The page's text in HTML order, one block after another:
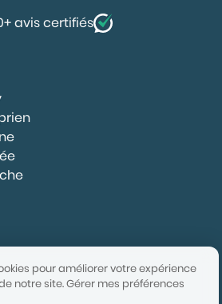
avis certifiés
pour améliorer votre expérience
notre site.Gérer mes préférences